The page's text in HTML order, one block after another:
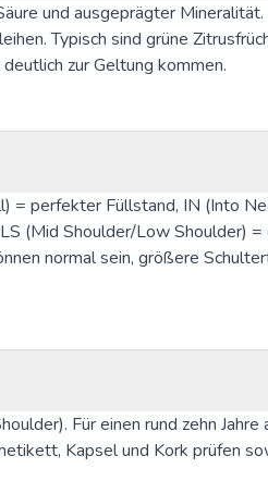
und ausgeprägter
Typisch sind grüne
zur Geltung kommen.
= perfekter Füllstand, IN (Into
(Mid Shoulder/Low Shoulder)
normal sein, größere
Für einen rund zehn Jahre
Kapsel und Kork prüfen